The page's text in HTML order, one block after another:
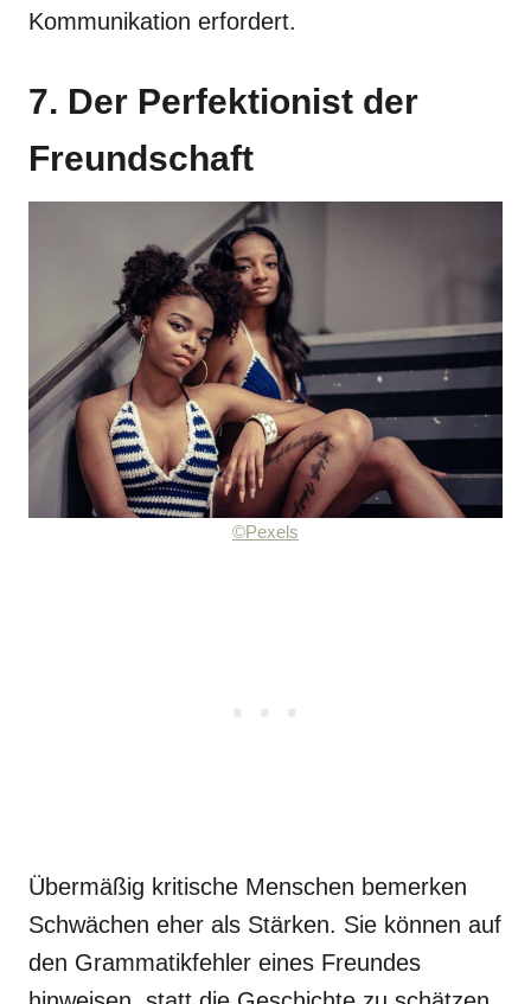
Kommunikation erfordert.
7. Der Perfektionist der
Freundschaft
©Pexels
Übermäßig kritische Menschen bemerken
Schwächen eher als Stärken. Sie können auf
den Grammatikfehler eines Freundes